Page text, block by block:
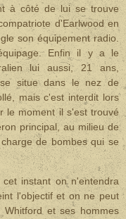
à côté de lui se trouve
d'Earlwood en
son équipement radio.
Enfin il y a le
lui aussi, 21 ans,
situe dans le nez de
mais c'est interdit lors
le moment il s'est trouvé
principal, au milieu de
de bombes qui se
instant on n'entendra
l'objectif et on ne peut
Whitford et ses hommes